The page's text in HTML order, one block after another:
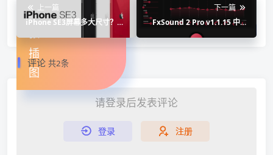
上一篇
iPhone SE3屏幕多大尺寸？续
下一篇
FxSound 2 Pro v1.1.15 中文
开心版 音响增强虚拟声最新版
评论 共2条
请登录后发表评论
登录 注册